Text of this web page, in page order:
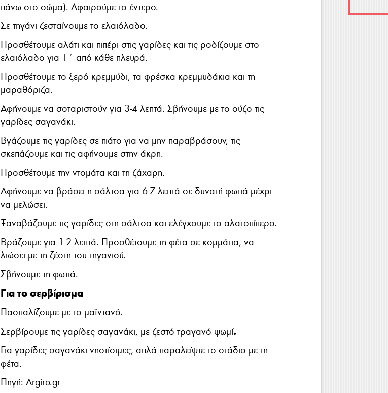
πάνω στο σώμα). Αφαιρούμε το έντερο.
Σε τηγάνι ζεσταίνουμε το ελαιόλαδο.
Προσθέτουμε αλάτι και πιπέρι στις γαρίδες και τις ροδίζουμε στο
ελαιόλαδο για 1΄ από κάθε πλευρά.
Προσθέτουμε το ξερό κρεμμύδι, τα φρέσκα κρεμμυδάκια και τη
μαραθόριζα.
Αφήνουμε να σοταριστούν για 3-4 λεπτά. Σβήνουμε με το ούζο τις
γαρίδες σαγανάκι.
Βγάζουμε τις γαρίδες σε πιάτο για να μην παραβράσουν, τις
σκεπάζουμε και τις αφήνουμε στην άκρη.
Προσθέτουμε την ντομάτα και τη ζάχαρη.
Αφήνουμε να βράσει η σάλτσα για 6-7 λεπτά σε δυνατή φωτιά μέχρι
να μελώσει.
Ξαναβάζουμε τις γαρίδες στη σάλτσα και ελέγχουμε το αλατοπίπερο.
Βράζουμε για 1-2 λεπτά. Προσθέτουμε τη φέτα σε κομμάτια, να
λιώσει με τη ζέστη του τηγανιού.
Σβήνουμε τη φωτιά.
Για το σερβίρισμα
Πασπαλίζουμε με το μαϊντανό.
Σερβίρουμε τις γαρίδες σαγανάκι, με ζεστό τραγανό ψωμί.
Για γαρίδες σαγανάκι νηστίσιμες, απλά παραλείψτε το στάδιο με τη
φέτα.
Πηγή: Argiro.gr